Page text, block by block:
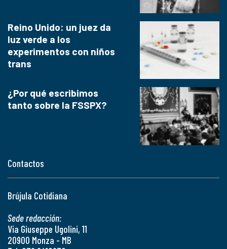
Contactos
Brújula Cotidiana
Sede redacción:
Via Giuseppe Ugolini, 11
20900 Monza - MB
Reino Unido: un juez da
luz verde a los
experimentos con niños
trans
¿Por qué escribimos
tanto sobre la FSSPX?